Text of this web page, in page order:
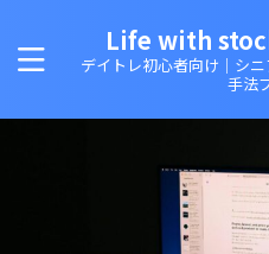
Life with
デイトレ初心者向け｜シ
手法